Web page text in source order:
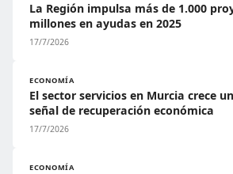
La Región impulsa más de 1.000
millones en ayudas en 2025
17/7/2026
ECONOMÍA
El sector servicios en Murcia crece
señal de recuperación económica
17/7/2026
ECONOMÍA